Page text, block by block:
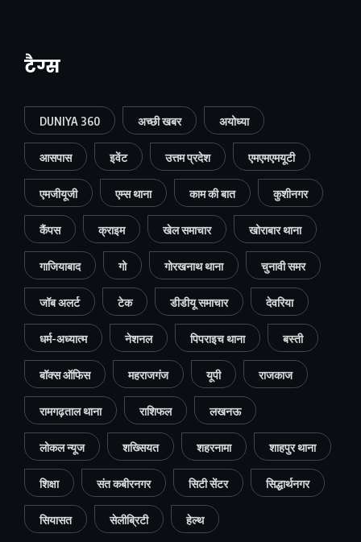
टैग्स
DUNIYA 360 अच्छी खबर अयोध्या
आसपास इवेंट उत्तम प्रदेश एमएमएमयूटी
एमजीयूजी एम्स थाना काम की बात कुशीनगर
कैंपस क्राइम खेल समाचार खोराबार थाना
गाजियाबाद गो गोरखनाथ थाना चुनावी समर
जॉब अलर्ट टेक डीडीयू समाचार देवरिया
धर्म-अध्यात्म नेशनल पिपराइच थाना बस्ती
बॉक्स ऑफिस महराजगंज यूपी राजकाज
रामगढ़ताल थाना राशिफल लखनऊ
लोकल न्यूज शख्सियत शहरनामा शाहपुर थाना
शिक्षा संत कबीरनगर सिटी सेंटर सिद्धार्थनगर
सियासत सेलीब्रिटी हेल्थ